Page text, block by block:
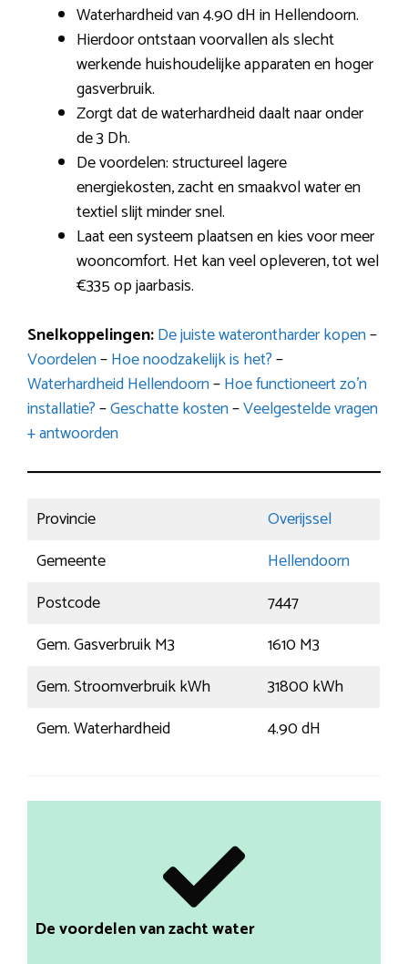
Waterhardheid van 4.90 dH in Hellendoorn.
Hierdoor ontstaan voorvallen als slecht
werkende huishoudelijke apparaten en hoger
gasverbruik.
Zorgt dat de waterhardheid daalt naar onder
de 3 Dh.
De voordelen: structureel lagere
energiekosten, zacht en smaakvol water en
textiel slijt minder snel.
Laat een systeem plaatsen en kies voor meer
wooncomfort. Het kan veel opleveren, tot wel
€335 op jaarbasis.
Snelkoppelingen:De juiste waterontharder kopen–
Voordelen–Hoe noodzakelijk is het?–
Waterhardheid Hellendoorn–Hoe functioneert zo’n
installatie?–Geschatte kosten–Veelgestelde vragen
+ antwoorden
Provincie
Overijssel
Gemeente
Hellendoorn
Postcode
7447
Gem. Gasverbruik M3
1610 M3
Gem. Stroomverbruik kWh
31800 kWh
Gem. Waterhardheid
4.90 dH
De voordelen van zacht water